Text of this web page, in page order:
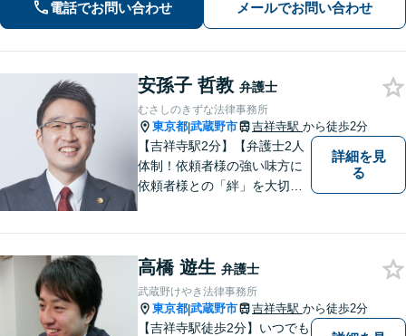
続対策まで実績多数【医療機関】労務
等、平時の対応から医療過誤などの有
電話でお問い合わせ メールでお問い合わせ
安孫子 哲教 弁護士
むさしのきずな法律事務所
東京都|武蔵野市 吉祥寺駅 から徒歩2分
【吉祥寺駅2分】【弁護士2人
体制！依頼者様の強い味方に
依頼者様との「絆」を大切
回収、企業法務、刑事事件、
インターネットなど
詳細を見
る
高橋 遊生 弁護士
武蔵野けやき法律事務所
東京都|武蔵野市 吉祥寺駅 から徒歩2分
【吉祥寺駅徒歩2分】いつでも